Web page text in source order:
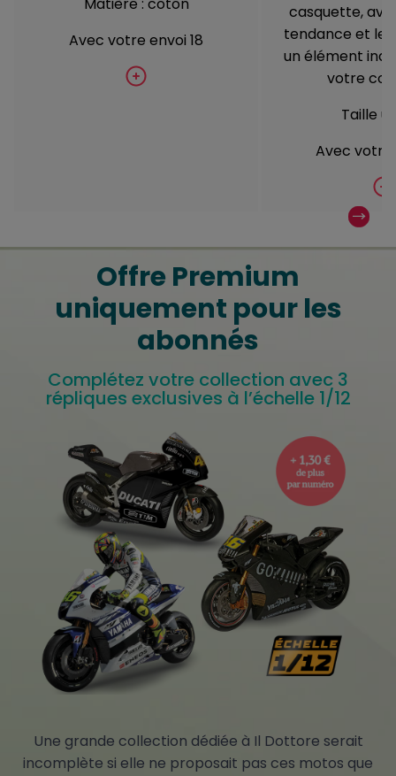
Matière : coton
Avec votre envoi 18
casquette,
tendance et le
un élément
votre
Taille
Avec votre
Offre Premium
uniquement pour les
abonnés
Complétez votre collection avec 3
répliques exclusives à l’échelle 1/12
Une grande collection dédiée à Il Dottore serait
incomplète si elle ne proposait pas ces motos que